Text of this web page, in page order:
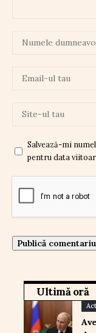
Salvează-mi
pentru data
Ultimă oră